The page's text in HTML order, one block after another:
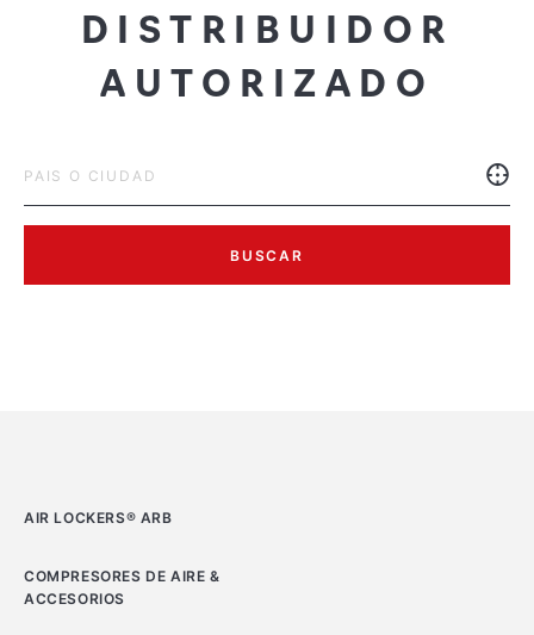
DISTRIBUIDOR
AUTORIZADO
BUSCAR
AIR LOCKERS® ARB
COMPRESORES DE AIRE &
ACCESORIOS